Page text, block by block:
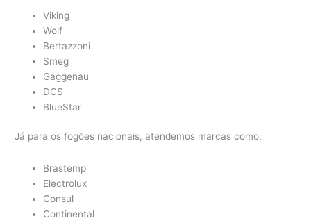
Viking
Wolf
Bertazzoni
Smeg
Gaggenau
DCS
BlueStar
Já para os fogões nacionais, atendemos marcas como:
Brastemp
Electrolux
Consul
Continental